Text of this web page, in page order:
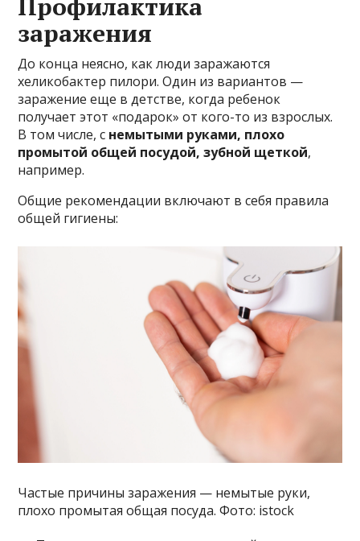
Профилактика
заражения
До конца неясно, как люди заражаются
хеликобактер пилори. Один из вариантов —
заражение еще в детстве, когда ребенок
получает этот «подарок» от кого-то из взрослых.
В том числе, с немытыми руками, плохо
промытой общей посудой, зубной щеткой,
например.
Общие рекомендации включают в себя правила
общей гигиены:
Частые причины заражения — немытые руки,
плохо промытая общая посуда. Фото: istock